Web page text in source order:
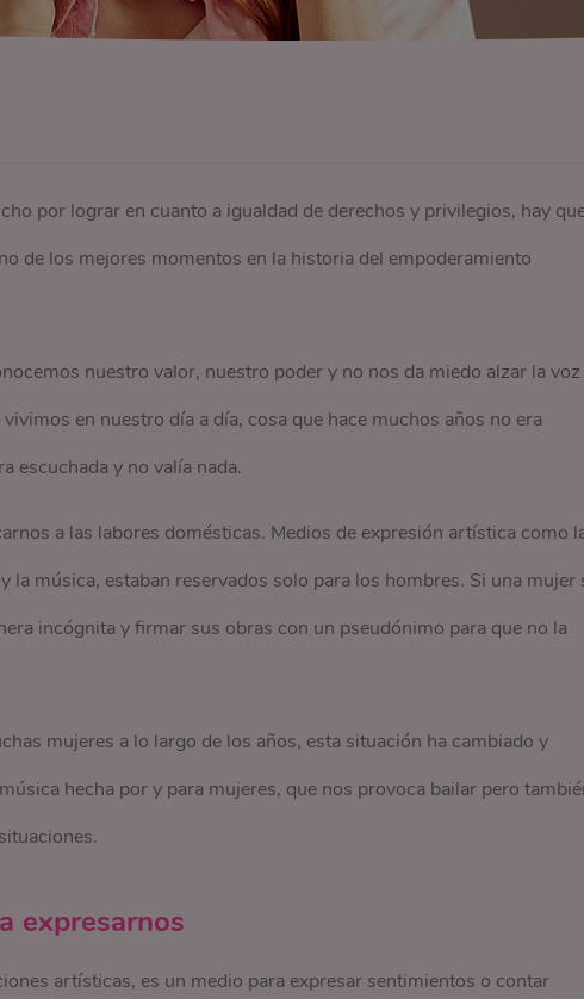
por lograr en cuanto a igualdad de derechos y privilegios, hay
de los mejores momentos en la historia del empoderamiento
nuestro valor, nuestro poder y no nos da miedo alzar la voz
en nuestro día a día, cosa que hace muchos años no era
escuchada y no valía nada.
a las labores domésticas. Medios de expresión artística como
la música, estaban reservados solo para los hombres. Si una mujer
incógnita y firmar sus obras con un pseudónimo para que no la
mujeres a lo largo de los años, esta situación ha cambiado y
hecha por y para mujeres, que nos provoca bailar pero
expresarnos
artísticas, es un medio para expresar sentimientos o contar